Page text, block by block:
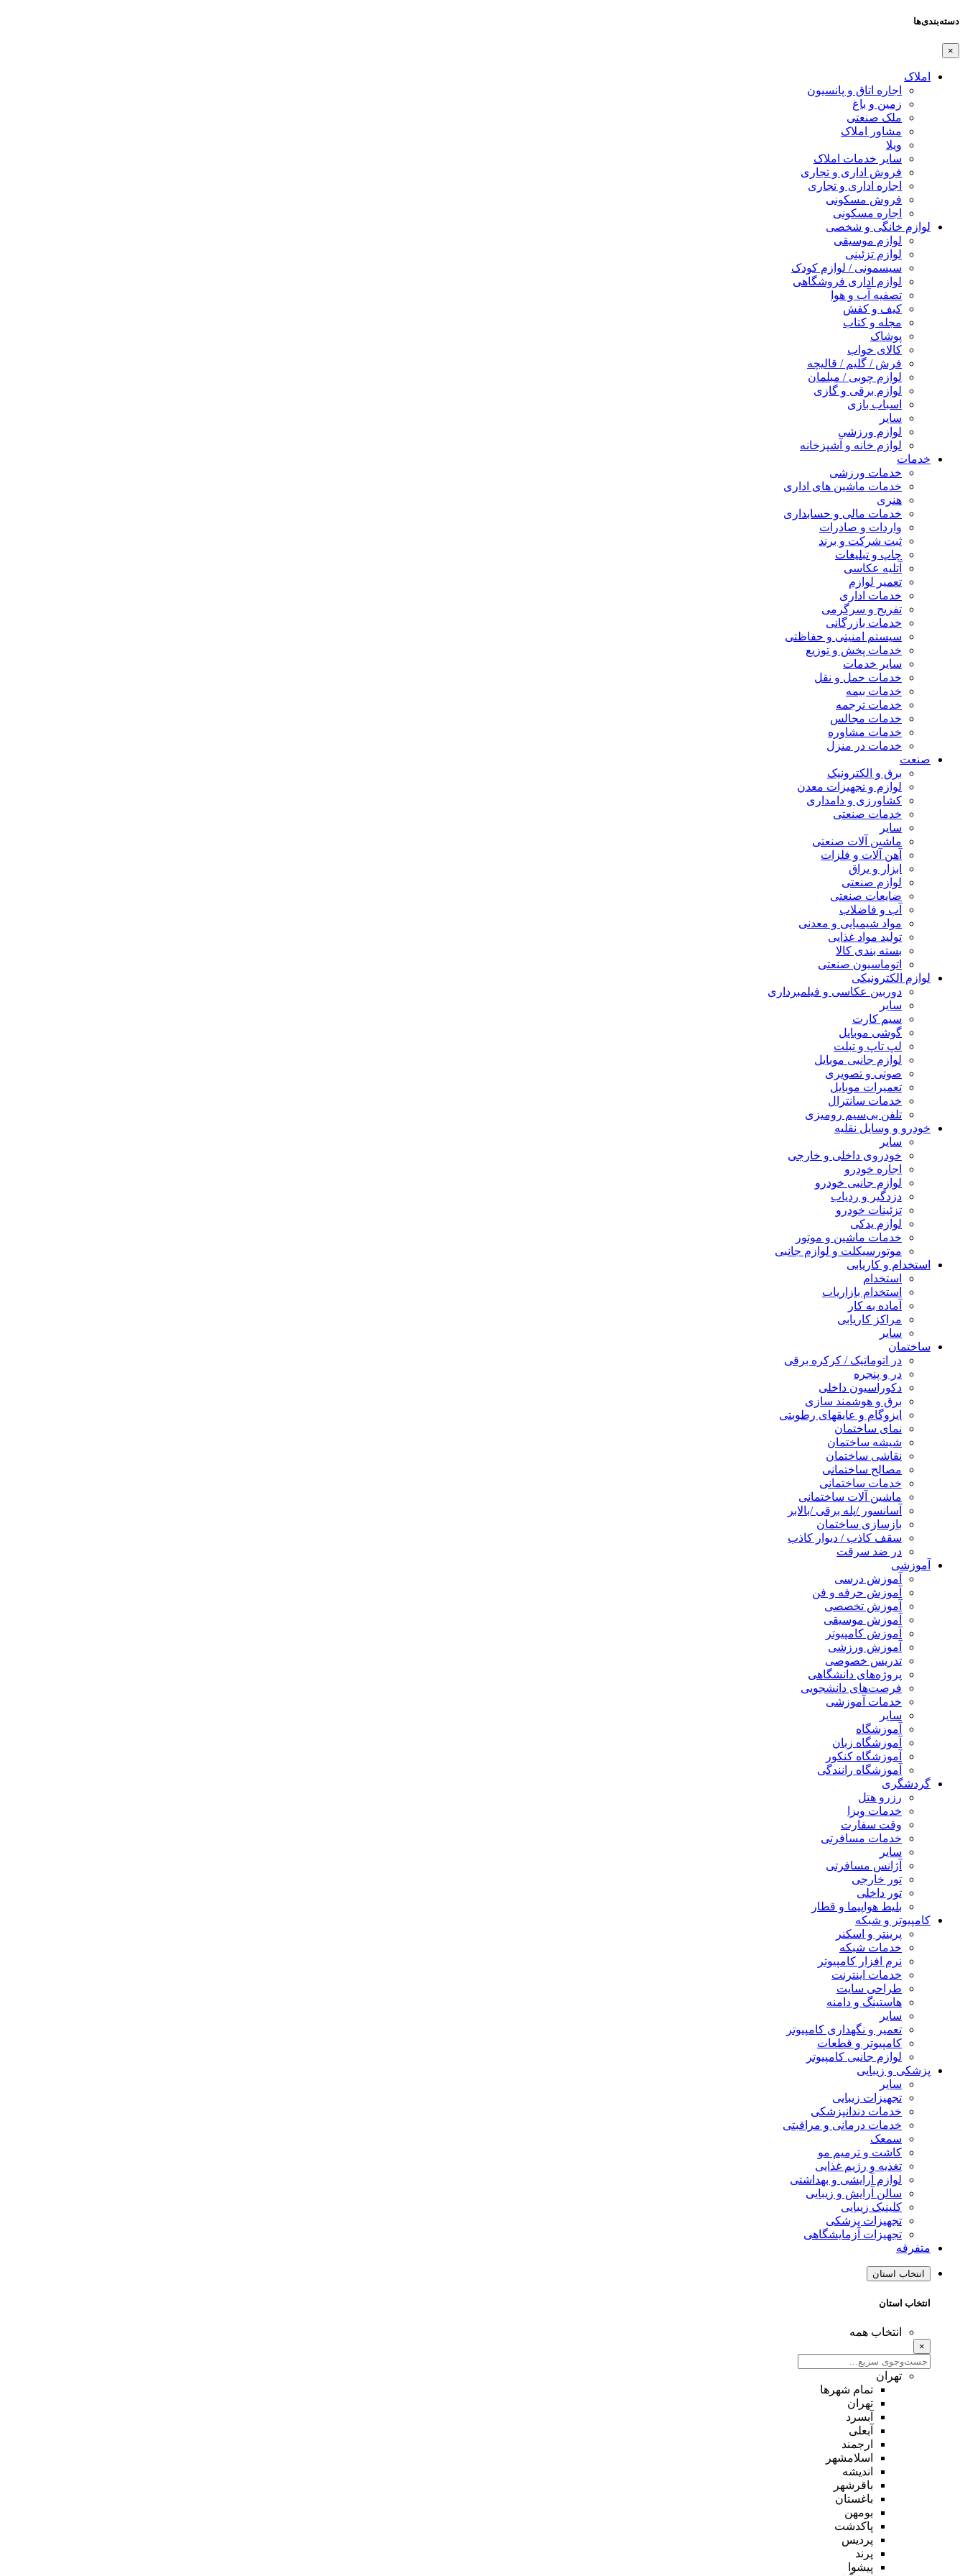
دسته‌بندی‌ها
×
املاک
اجاره اتاق و پانسیون
زمین و باغ
ملک صنعتی
مشاور املاک
ویلا
سایر خدمات املاک
فروش اداری و تجاری
اجاره اداری و تجاری
فروش مسکونی
اجاره مسکونی
لوازم خانگی و شخصی
لوازم موسیقی
لوازم تزئینی
سیسمونی / لوازم کودک
لوازم اداری فروشگاهی
تصفیه آب و هوا
کیف و کفش
مجله و کتاب
پوشاک
کالای خواب
فرش / گلیم / قالیچه
لوازم چوبی / مبلمان
لوازم برقی و گازی
اسباب بازی
سایر
لوازم ورزشی
لوازم خانه و آشپزخانه
خدمات
خدمات ورزشی
خدمات ماشین های اداری
هنری
خدمات مالی و حسابداری
واردات و صادرات
ثبت شرکت و برند
چاپ و تبلیغات
آتلیه عکاسی
تعمیر لوازم
خدمات اداری
تفریح و سرگرمی
خدمات بازرگانی
سیستم امنیتی و حفاظتی
خدمات پخش و توزیع
سایر خدمات
خدمات حمل و نقل
خدمات بیمه
خدمات ترجمه
خدمات مجالس
خدمات مشاوره
خدمات در منزل
صنعت
برق و الکترونیک
لوازم و تجهیزات معدن
کشاورزی و دامداری
خدمات صنعتی
سایر
ماشین آلات صنعتی
آهن آلات و فلزات
ابزار و یراق
لوازم صنعتی
ضایعات صنعتی
آب و فاضلاب
مواد شیمیایی و معدنی
تولید مواد غذایی
بسته بندی کالا
اتوماسیون صنعتی
لوازم الکترونیکی
دوربین عکاسی و فیلمبرداری
سایر
سیم کارت
گوشی موبایل
لپ تاپ و تبلت
لوازم جانبی موبایل
صوتی و تصویری
تعمیرات موبایل
خدمات سانترال
تلفن بی‌سیم رومیزی
خودرو و وسایل نقلیه
سایر
خودروی داخلی و خارجی
اجاره خودرو
لوازم جانبی خودرو
دزدگیر و ردیاب
تزئینات خودرو
لوازم یدکی
خدمات ماشین و موتور
موتورسیکلت و لوازم جانبی
استخدام و کاریابی
استخدام
استخدام بازاریاب
آماده به کار
مراکز کاریابی
سایر
ساختمان
در اتوماتیک / کرکره برقی
در و پنجره
دکوراسیون داخلی
برق و هوشمند سازی
ایزوگام و عایقهای رطوبتی
نمای ساختمان
شیشه ساختمان
نقاشی ساختمان
مصالح ساختمانی
خدمات ساختمانی
ماشین آلات ساختمانی
آسانسور /پله برقی /بالابر
بازسازی ساختمان
سقف کاذب / دیوار کاذب
در ضد سرقت
آموزشی
آموزش درسی
آموزش حرفه و فن
آموزش تخصصی
آموزش موسیقی
آموزش کامپیوتر
آموزش ورزشی
تدریس خصوصی
پروژه‌های دانشگاهی
فرصت‌های دانشجویی
خدمات آموزشی
سایر
آموزشگاه
آموزشگاه زبان
آموزشگاه کنکور
آموزشگاه رانندگی
گردشگری
رزرو هتل
خدمات ویزا
وقت سفارت
خدمات مسافرتی
سایر
آژانس مسافرتی
تور خارجی
تور داخلی
بلیط هواپیما و قطار
کامپیوتر و شبکه
پرینتر و اسکنر
خدمات شبکه
نرم افزار کامپیوتر
خدمات اینترنت
طراحی سایت
هاستینگ و دامنه
سایر
تعمیر و نگهداری کامپیوتر
کامپیوتر و قطعات
لوازم جانبی کامپیوتر
پزشکی و زیبایی
سایر
تجهیزات زیبایی
خدمات دندانپزشکی
خدمات درمانی و مراقبتی
سمعک
کاشت و ترمیم مو
تغذیه و رژیم غذایی
لوازم آرایشی و بهداشتی
سالن آرایش و زیبایی
کلینیک زیبایی
تجهیزات پزشکی
تجهیزات آزمایشگاهی
متفرقه
انتخاب استان
انتخاب استان
انتخاب همه
×
تهران
تمام شهر‌ها
تهران
آبسرد
آبعلی
ارجمند
اسلامشهر
اندیشه
باقرشهر
باغستان
بومهن
پاکدشت
پردیس
پرند
پیشوا